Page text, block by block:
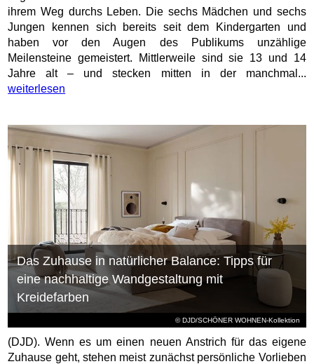
ihrem Weg durchs Leben. Die sechs Mädchen und sechs
Jungen kennen sich bereits seit dem Kindergarten und
haben vor den Augen des Publikums unzählige
Meilensteine gemeistert. Mittlerweile sind sie 13 und 14
Jahre alt – und stecken mitten in der manchmal...
weiterlesen
© DJD/SCHÖNER WOHNEN-Kollektion
Das Zuhause in natürlicher Balance: Tipps für
eine nachhaltige Wandgestaltung mit
Kreidefarben
(DJD). Wenn es um einen neuen Anstrich für das eigene
Zuhause geht, stehen meist zunächst persönliche Vorlieben